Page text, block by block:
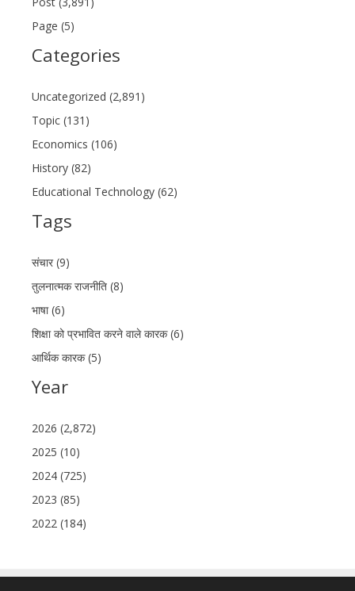
Page (5)
Categories
Uncategorized (2,891)
Topic (131)
Economics (106)
History (82)
Educational Technology (62)
Tags
संचार (9)
तुलनात्मक राजनीति (8)
भाषा (6)
शिक्षा को प्रभावित करने वाले कारक (6)
आर्थिक कारक (5)
Year
2026 (2,872)
2025 (10)
2024 (725)
2023 (85)
2022 (184)